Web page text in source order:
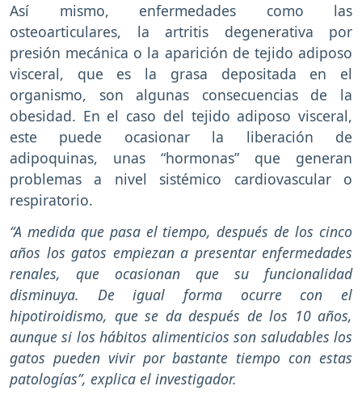
Así mismo, enfermedades como las
osteoarticulares, la artritis degenerativa por
presión mecánica o la aparición de tejido adiposo
visceral, que es la grasa depositada en el
organismo, son algunas consecuencias de la
obesidad. En el caso del tejido adiposo visceral,
este puede ocasionar la liberación de
adipoquinas, unas “hormonas” que generan
problemas a nivel sistémico cardiovascular o
respiratorio.
“A medida que pasa el tiempo, después de los cinco
años los gatos empiezan a presentar enfermedades
renales, que ocasionan que su funcionalidad
disminuya. De igual forma ocurre con el
hipotiroidismo, que se da después de los 10 años,
aunque si los hábitos alimenticios son saludables los
gatos pueden vivir por bastante tiempo con estas
patologías”, explica el investigador.